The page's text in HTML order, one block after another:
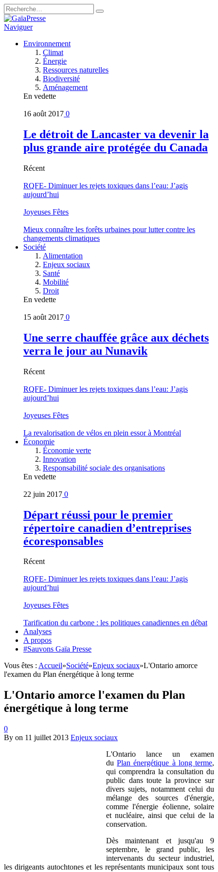
Naviguer
Environnement
Climat
Énergie
Ressources naturelles
Biodiversité
Aménagement
En vedette
16 août 2017 0
Le détroit de Lancaster va devenir la
plus grande aire protégée du Canada
Récent
RQFE- Diminuer les rejets toxiques dans l’eau: J’agis
aujourd’hui
Joyeuses Fêtes
Mieux connaître les forêts urbaines pour lutter contre les
changements climatiques
Société
Alimentation
Enjeux sociaux
Santé
Mobilité
Droit
En vedette
15 août 2017 0
Une serre chauffée grâce aux déchets
verra le jour au Nunavik
Récent
RQFE- Diminuer les rejets toxiques dans l’eau: J’agis
aujourd’hui
Joyeuses Fêtes
La revalorisation de vélos en plein essor à Montréal
Économie
Économie verte
Innovation
Responsabilité sociale des organisations
En vedette
22 juin 2017 0
Départ réussi pour le premier
répertoire canadien d’entreprises
écoresponsables
Récent
RQFE- Diminuer les rejets toxiques dans l’eau: J’agis
aujourd’hui
Joyeuses Fêtes
Tarification du carbone : les politiques canadiennes en débat
Analyses
A propos
#Sauvons Gaïa Presse
Vous êtes : Accueil»Société»Enjeux sociaux»L'Ontario amorce
l'examen du Plan énergétique à long terme
L'Ontario amorce l'examen du Plan
énergétique à long terme
0
By on 11 juillet 2013 Enjeux sociaux
L'Ontario lance un examen
duPlan énergétique à long terme,
qui comprendra la consultation du
public dans toute la province sur
divers sujets, notamment celui du
mélange des sources d'énergie,
comme l'énergie éolienne, solaire
et nucléaire, ainsi que celui de la
conservation.
Dès maintenant et jusqu'au 9
septembre, le grand public, les
intervenants du secteur industriel,
les dirigeants autochtones et les représentants municipaux sont tous